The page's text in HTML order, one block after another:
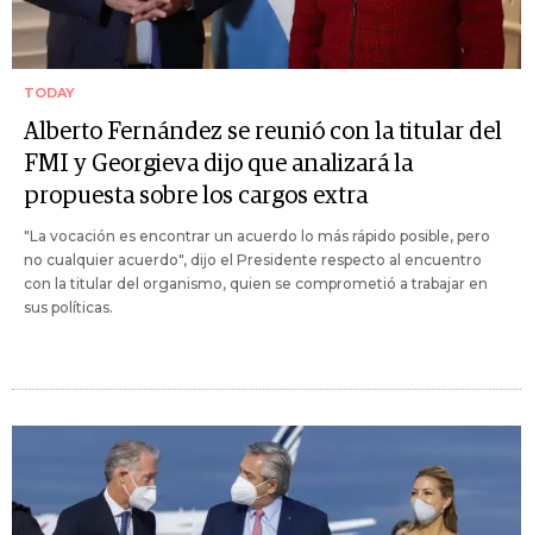
TODAY
Alberto Fernández se reunió con la titular del
FMI y Georgieva dijo que analizará la
propuesta sobre los cargos extra
"La vocación es encontrar un acuerdo lo más rápido posible, pero
no cualquier acuerdo", dijo el Presidente respecto al encuentro
con la titular del organismo, quien se comprometió a trabajar en
sus políticas.